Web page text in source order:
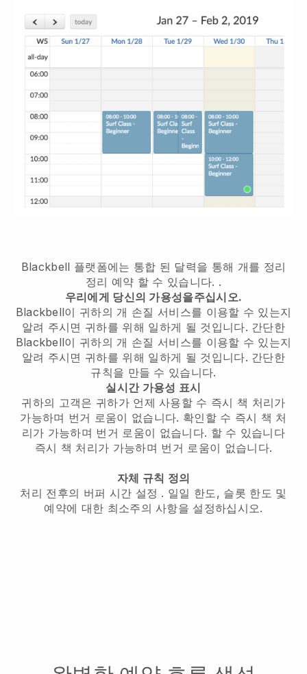
Blackbell 플랫폼에는 통합 된 달력을 통해 개를 정리
정리 예약 할 수 있습니다. .
우리에게 당신의 가용성을주십시오.
Blackbell이 귀하의 개 손질 서비스를 이용할 수 있는지
알려 주시면 귀하를 위해 일하게 될 것입니다. 간단한
Blackbell이 귀하의 개 손질 서비스를 이용할 수 있는지
알려 주시면 귀하를 위해 일하게 될 것입니다. 간단한
규칙을 만들 수 있습니다.
실시간 가용성 표시
귀하의 고객은 귀하가 언제 사용할 수 즉시 책 처리가
가능하며 번거 로움이 없습니다. 확인할 수 즉시 책 처
리가 가능하며 번거 로움이 없습니다. 할 수 있습니다
즉시 책 처리가 가능하며 번거 로움이 없습니다.
자체 규칙 정의
처리 전후의 버퍼 시간 설정 . 일일 한도, 슬롯 한도 및
예약에 대한 최소주의 사항을 설정하십시오.